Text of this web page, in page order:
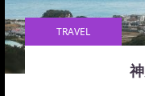
TRAVEL